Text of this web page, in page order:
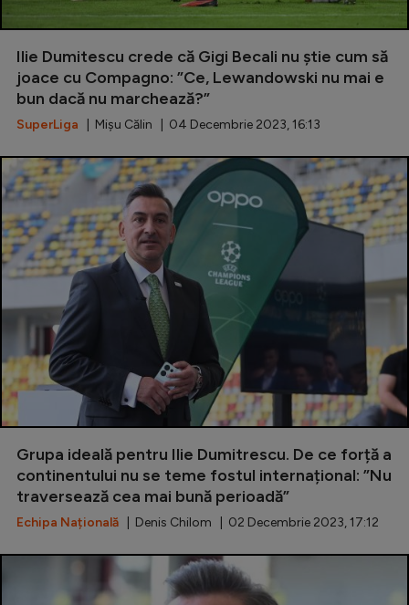
Ilie Dumitescu crede că Gigi Becali nu știe cum să
joace cu Compagno: ”Ce, Lewandowski nu mai e
bun dacă nu marchează?”
SuperLiga | Mișu Călin | 04 Decembrie 2023, 16:13
Grupa ideală pentru Ilie Dumitrescu. De ce forță a
continentului nu se teme fostul internațional: ”Nu
traversează cea mai bună perioadă”
Echipa Națională | Denis Chilom | 02 Decembrie 2023, 17:12